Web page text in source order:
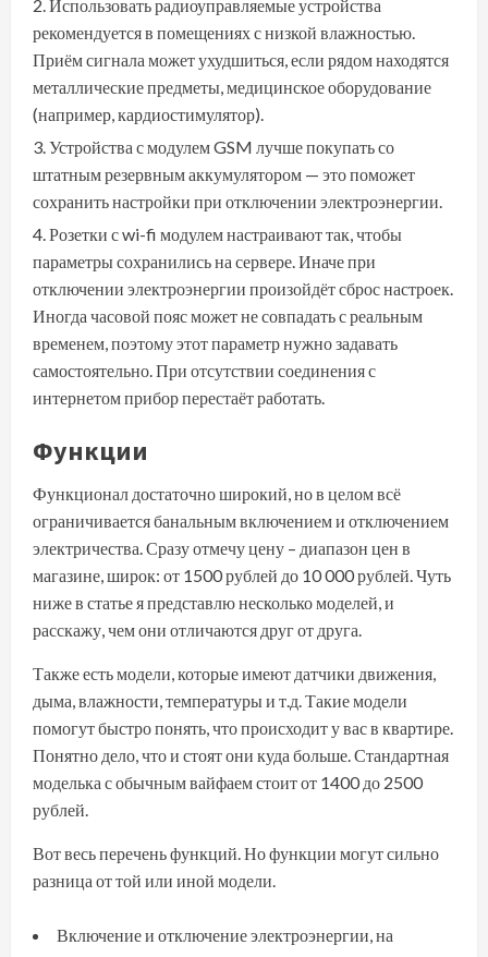
Использовать радиоуправляемые устройства
рекомендуется в помещениях с низкой влажностью.
Приём сигнала может ухудшиться, если рядом находятся
металлические предметы, медицинское оборудование
(например, кардиостимулятор).
Устройства с модулем GSM лучше покупать со
штатным резервным аккумулятором — это поможет
сохранить настройки при отключении электроэнергии.
Розетки с wi-fi модулем настраивают так, чтобы
параметры сохранились на сервере. Иначе при
отключении электроэнергии произойдёт сброс настроек.
Иногда часовой пояс может не совпадать с реальным
временем, поэтому этот параметр нужно задавать
самостоятельно. При отсутствии соединения с
интернетом прибор перестаёт работать.
Функции
Функционал достаточно широкий, но в целом всё
ограничивается банальным включением и отключением
электричества. Сразу отмечу цену – диапазон цен в
магазине, широк: от 1500 рублей до 10 000 рублей. Чуть
ниже в статье я представлю несколько моделей, и
расскажу, чем они отличаются друг от друга.
Также есть модели, которые имеют датчики движения,
дыма, влажности, температуры и т.д. Такие модели
помогут быстро понять, что происходит у вас в квартире.
Понятно дело, что и стоят они куда больше. Стандартная
моделька с обычным вайфаем стоит от 1400 до 2500
рублей.
Вот весь перечень функций. Но функции могут сильно
разница от той или иной модели.
Включение и отключение электроэнергии, на